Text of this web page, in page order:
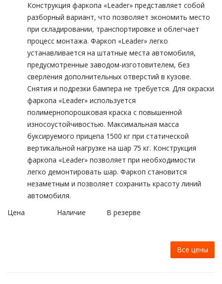
Конструкция фаркопа «Leader» представляет собой
разборный вариант, что позволяет экономить место
при складировании, транспортировке и облегчает
процесс монтажа. Фаркоп «Leader» легко
устанавливается на штатные места автомобиля,
предусмотренные заводом-изготовителем, без
сверления дополнительных отверстий в кузове.
Снятия и подрезки бампера не требуется. Для окраски
фаркопа «Leader» используется
полимернопорошковая краска с повышенной
износоустойчивостью. Максимальная масса
буксируемого прицепа 1500 кг при статической
вертикальной нагрузке на шар 75 кг. Конструкция
фаркопа «Leader» позволяет при необходимости
легко демонтировать шар. Фаркоп становится
незаметным и позволяет сохранить красоту линий
автомобиля.
Цена
Наличие В резерве
Все цены